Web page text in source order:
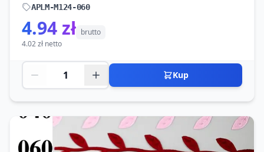
APLM-M124-060
4.94 zł brutto
4.02 zł netto
Kup